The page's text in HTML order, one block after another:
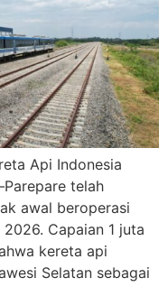
Api Indonesia
telah
awal beroperasi
Capaian 1 juta
kereta api
Selatan sebagai